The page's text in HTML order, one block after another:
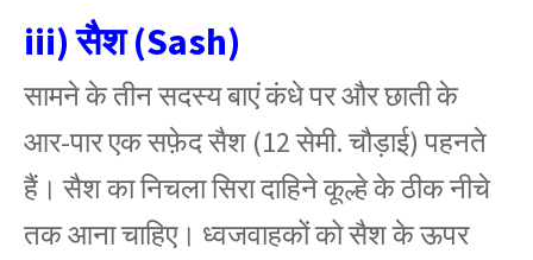
iii) सैश (Sash)
सामने के तीन सदस्य बाएं कंधे पर और छाती के
आर-पार एक सफ़ेद सैश (12 सेमी. चौड़ाई) पहनते
हैं। सैश का निचला सिरा दाहिने कूल्हे के ठीक नीचे
तक आना चाहिए। ध्वजवाहकों को सैश के ऊपर